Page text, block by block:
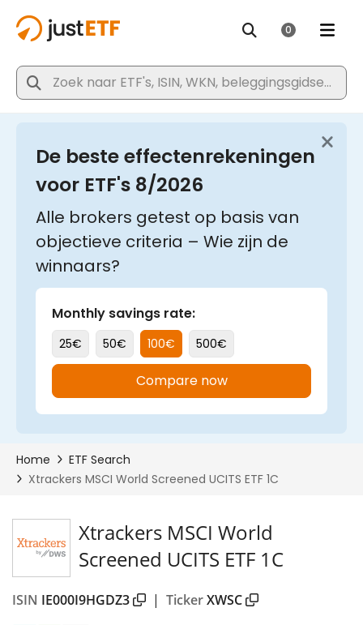
Xtrackers MSCI World
Screened UCITS ETF 1C
ISIN IE000I9HGDZ3 | TickerXWSC